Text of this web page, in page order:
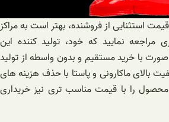
استثنایی از فروشنده، بهتر است به مراکز
مراجعه نمایید که خود، تولید کننده این
با خرید مستقیم و بدون واسطه از تولید
بالای ماکارونی و پاستا با حذف هزینه های
را با قیمت مناسب تری نیز خریداری